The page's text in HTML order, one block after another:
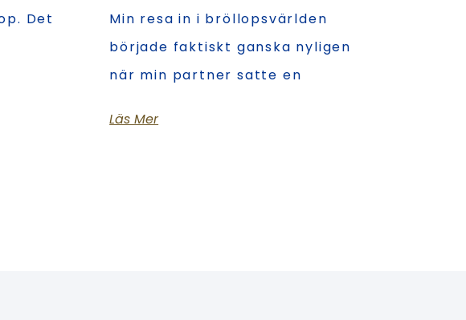
Det
Min resa in i bröllopsvärlden
började faktiskt ganska nyligen
när min partner satte en
Läs Mer